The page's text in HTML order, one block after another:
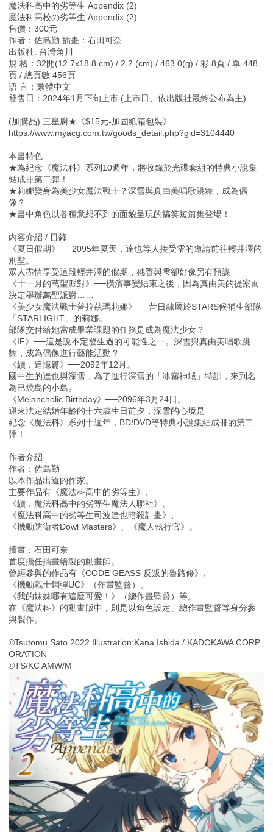
魔法科高中的劣等生 Appendix (2)
魔法科高校の劣等生 Appendix (2)
售價：300元
作者：佐島勤 插畫：石田可奈
出版社: 台灣角川
規 格：32開(12.7x18.8 cm) / 2.2 (cm) / 463.0(g) / 彩 8頁 / 單 448
頁 / 總頁數 456頁
語 言：繁體中文
發售日：2024年1月下旬上市 (上市日、依出版社最終公布為主)
(加購品) 三星廚★《$15元-加固紙箱包裝》
https://www.myacg.com.tw/goods_detail.php?gid=3104440
本書特色
★為紀念《魔法科》系列10週年，將收錄於光碟套組的特典小說集
結成冊第二彈！
★莉娜變身為美少女魔法戰士？深雪與真由美唱歌跳舞，成為偶
像？
★書中角色以各種意想不到的面貌呈現的搞笑短篇集登場！
內容介紹 / 目錄
《夏日假期》──2095年夏天，達也等人接受雫的邀請前往輕井澤的
別墅。
眾人盡情享受這段輕井澤的假期，穗香與雫卻好像另有預謀──
《十一月的萬聖派對》──橫濱事變結束之後，因為真由美的提案而
決定舉辦萬聖派對……
《美少女魔法戰士普拉茲瑪莉娜》──昔日隸屬於STARS候補生部隊
「STARLIGHT」的莉娜。
部隊交付給她當成畢業課題的任務是成為魔法少女？
《IF》──這是說不定發生過的可能性之一。深雪與真由美唱歌跳
舞，成為偶像進行藝能活動？
《續．追憶篇》──2092年12月。
國中生的達也與深雪，為了進行深雪的「冰霧神域」特訓，來到名
為巳燒島的小島。
《Melancholic Birthday》──2096年3月24日。
迎來法定結婚年齡的十六歲生日前夕，深雪的心境是──
紀念《魔法科》系列十週年，BD/DVD等特典小說集結成冊的第二
彈！
作者介紹
作者：佐島勤
以本作品出道的作家。
主要作品有《魔法科高中的劣等生》、
《續．魔法科高中的劣等生魔法人聯社》、
《魔法科高中的劣等生司波達也暗殺計畫》、
《機動防衛者Dowl Masters》、《魔人執行官》。
插畫：石田可奈
首度擔任插畫繪製的動畫師。
曾經參與的作品有《CODE GEASS 反叛的魯路修》、
《機動戰士鋼彈UC》（作畫監督）、
《我的妹妹哪有這麼可愛！》（總作畫監督）等。
在《魔法科》的動畫版中，則是以角色設定、總作畫監督等身分參
與製作。
©Tsutomu Sato 2022 Illustration:Kana Ishida / KADOKAWA CORP
ORATION
©TS/KC AMW/M